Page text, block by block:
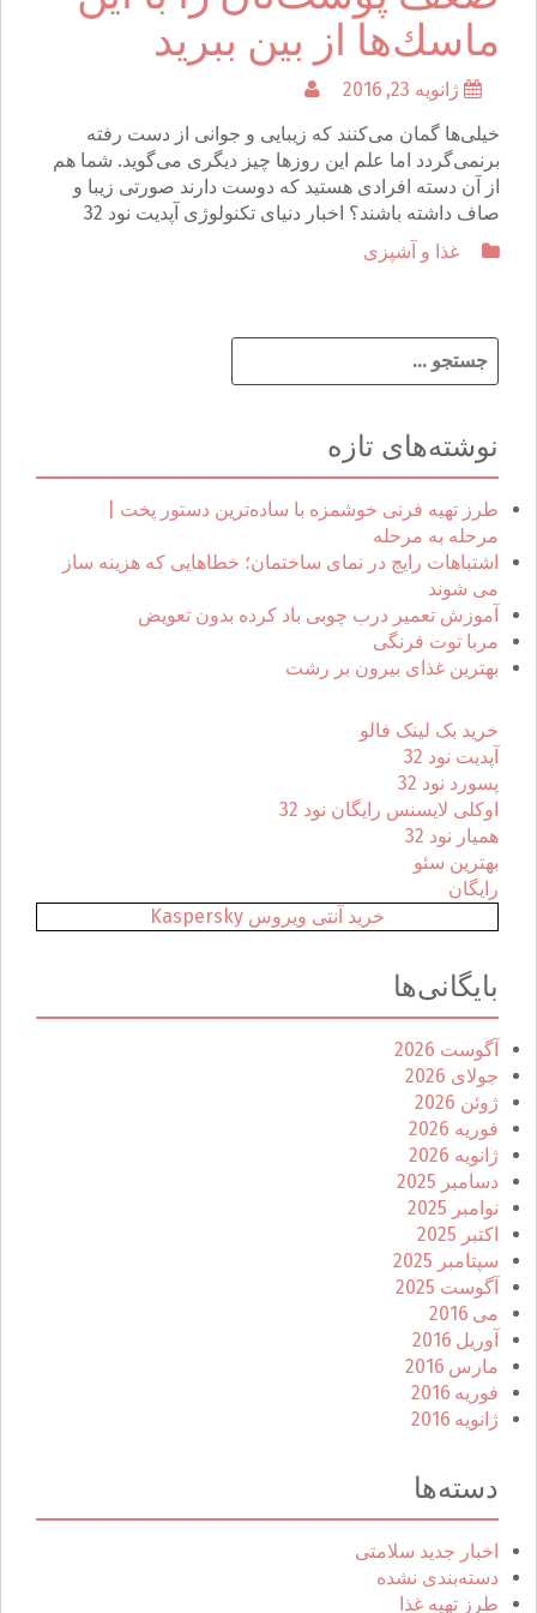
ماسك‌ها از بین ببرید
ژانویه 23, 2016
خیلی‌ها گمان می‌كنند كه زیبایی و جوانی از دست رفته
برنمی‌گردد اما علم این روزها چیز دیگری می‌گوید. شما هم
از آن دسته افرادی هستید كه دوست دارند صورتی زیبا و
صاف داشته باشند؟ اخبار دنیای تکنولوژی آپدیت نود 32
غذا و آشپزی
س
و
ب
ر
ا
ی
:
نوشته‌های تازه
طرز تهیه فرنی خوشمزه با ساده‌ترین دستور پخت |
مرحله به مرحله
اشتباهات رایج در نمای ساختمان؛ خطاهایی که هزینه ساز
می شوند
آموزش تعمیر درب چوبی باد کرده بدون تعویض
مربا توت فرنگی
بهترین غذای بیرون بر رشت
خرید بک لینک فالو
آپدیت نود 32
پسورد نود 32
اوکلی لایسنس رایگان نود 32
همیار نود 32
بهترین سئو
رایگان
خرید آنتی ویروس Kaspersky
بایگانی‌ها
آگوست 2026
جولای 2026
ژوئن 2026
فوریه 2026
ژانویه 2026
دسامبر 2025
نوامبر 2025
اکتبر 2025
سپتامبر 2025
آگوست 2025
می 2016
آوریل 2016
مارس 2016
فوریه 2016
ژانویه 2016
دسته‌ها
اخبار جدید سلامتی
دسته‌بندی نشده
طرز تهیه غذا